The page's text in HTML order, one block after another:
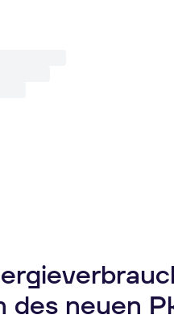
des neuen